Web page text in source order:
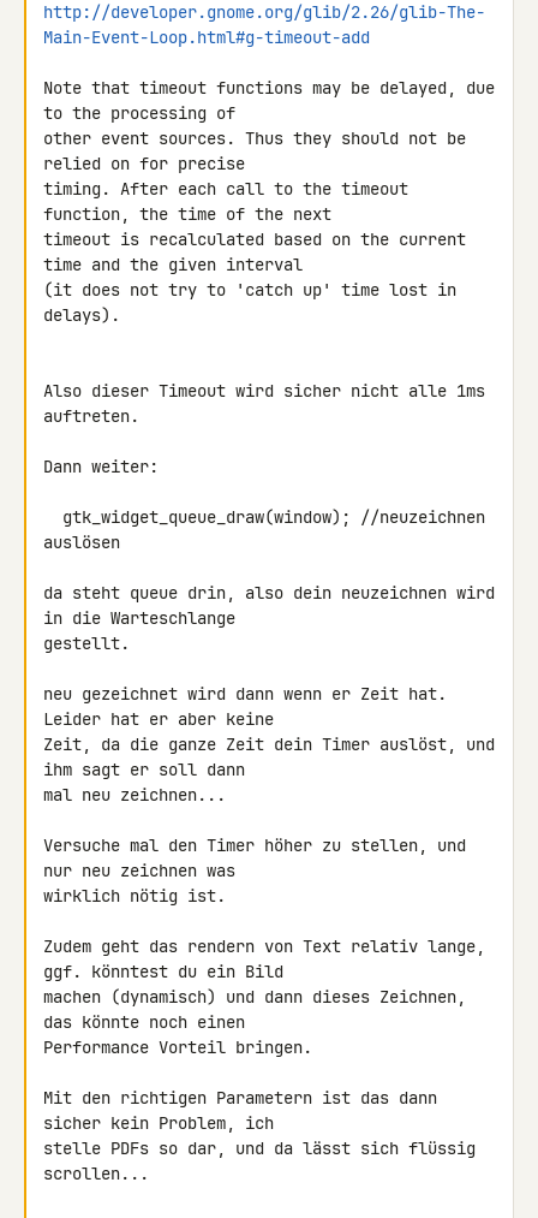
http://developer.gnome.org/glib/2.26/glib-The-
Main-Event-Loop.html#g-timeout-add
Note that timeout functions may be delayed, due
to the processing of
other event sources. Thus they should not be
relied on for precise
timing. After each call to the timeout
function, the time of the next
timeout is recalculated based on the current
time and the given interval
(it does not try to 'catch up' time lost in
delays).
Also dieser Timeout wird sicher nicht alle 1ms
auftreten.
Dann weiter:
auslösen
da steht queue drin, also dein neuzeichnen wird
in die Warteschlange
gestellt.
neu gezeichnet wird dann wenn er Zeit hat.
Leider hat er aber keine
Zeit, da die ganze Zeit dein Timer auslöst, und
ihm sagt er soll dann
mal neu zeichnen...
Versuche mal den Timer höher zu stellen, und
nur neu zeichnen was
wirklich nötig ist.
Zudem geht das rendern von Text relativ lange,
ggf. könntest du ein Bild
machen (dynamisch) und dann dieses Zeichnen,
das könnte noch einen
Performance Vorteil bringen.
Mit den richtigen Parametern ist das dann
sicher kein Problem, ich
stelle PDFs so dar, und da lässt sich flüssig
scrollen...